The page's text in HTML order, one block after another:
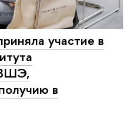
участие в
в